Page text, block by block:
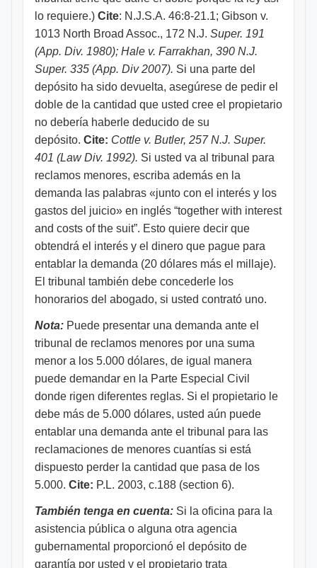
lo requiere.) Cite: N.J.S.A. 46:8-21.1; Gibson v.
1013 North Broad Assoc., 172 N.J. Super. 191
(App. Div. 1980); Hale v. Farrakhan, 390 N.J.
Super. 335 (App. Div 2007). Si una parte del
depósito ha sido devuelta, asegúrese de pedir el
doble de la cantidad que usted cree el propietario
no debería haberle deducido de su
depósito. Cite: Cottle v. Butler, 257 N.J. Super.
401 (Law Div. 1992). Si usted va al tribunal para
reclamos menores, escriba además en la
demanda las palabras «junto con el interés y los
gastos del juicio» en inglés “together with interest
and costs of the suit”. Esto quiere decir que
obtendrá el interés y el dinero que pague para
entablar la demanda (20 dólares más el millaje).
El tribunal también debe concederle los
honorarios del abogado, si usted contrató uno.
Nota: Puede presentar una demanda ante el
tribunal de reclamos menores por una suma
menor a los 5.000 dólares, de igual manera
puede demandar en la Parte Especial Civil
donde rigen diferentes reglas. Si el propietario le
debe más de 5.000 dólares, usted aún puede
entablar una demanda ante el tribunal para las
reclamaciones de menores cuantías si está
dispuesto perder la cantidad que pasa de los
5.000. Cite: P.L. 2003, c.188 (section 6).
También tenga en cuenta: Si la oficina para la
asistencia pública o alguna otra agencia
gubernamental proporcionó el depósito de
garantía por usted y el propietario trata